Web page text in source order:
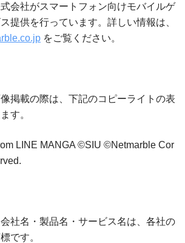
会社がスマートフォン向けモバイルゲ
提供を行っています。詳しい情報は、
をご覧ください。
掲載の際は、下記のコピーライトの表
す。
LINE MANGA ©SIU ©Netmarble Cor
社名・製品名・サービス名は、各社の
です。